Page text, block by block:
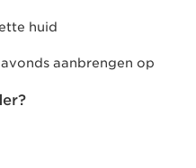
huid
aanbrengen op